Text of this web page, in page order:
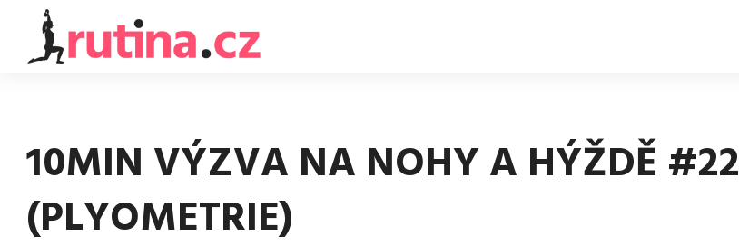
10MIN VÝZVA NA NOHY A HÝŽDĚ #22
(PLYOMETRIE)